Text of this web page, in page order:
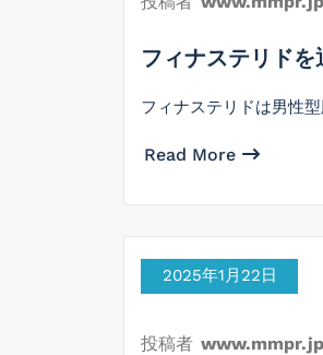
フィナステリド
フィナステリドは男性
Read More
2025年1月22日
投稿者 www.mmpr.jp